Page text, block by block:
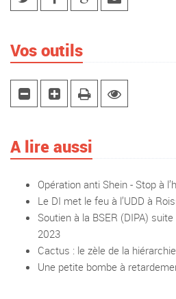
Vos outils
A lire aussi
Opération anti Shein - Stop à
Le DI met le feu à l’UDD à
Soutien à la BSER (DIPA)
2023
Cactus : le zèle de la
Une petite bombe à